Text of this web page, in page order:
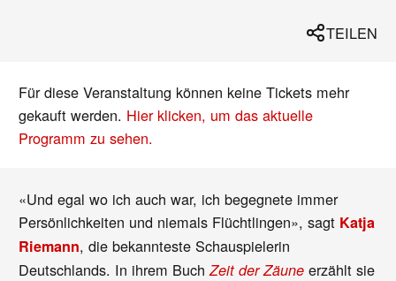
TEILEN
Für diese Veranstaltung können keine Tickets mehr
gekauft werden. Hier klicken, um das aktuelle
Programm zu sehen.
«Und egal wo ich auch war, ich begegnete immer
Persönlichkeiten und niemals Flüchtlingen», sagt Katja
Riemann, die bekannteste Schauspielerin
Deutschlands. In ihrem BuchZeit der Zäune erzählt sie